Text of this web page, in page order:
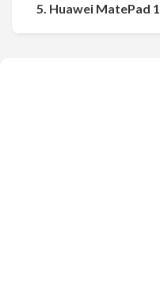
5. Huawei MatePad